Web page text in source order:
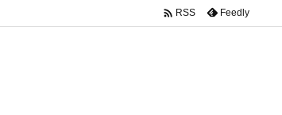
 RSS Feedly